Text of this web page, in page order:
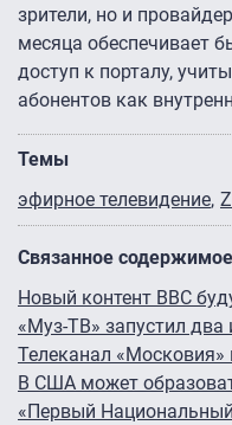
зрители, но и
месяца обеспечивает
доступ к порталу,
абонентов как
Темы
эфирное телевидение
Связанное содержимое
Новый контент BBC
«Муз-ТВ» запустил два
Телеканал
В США может
«Первый